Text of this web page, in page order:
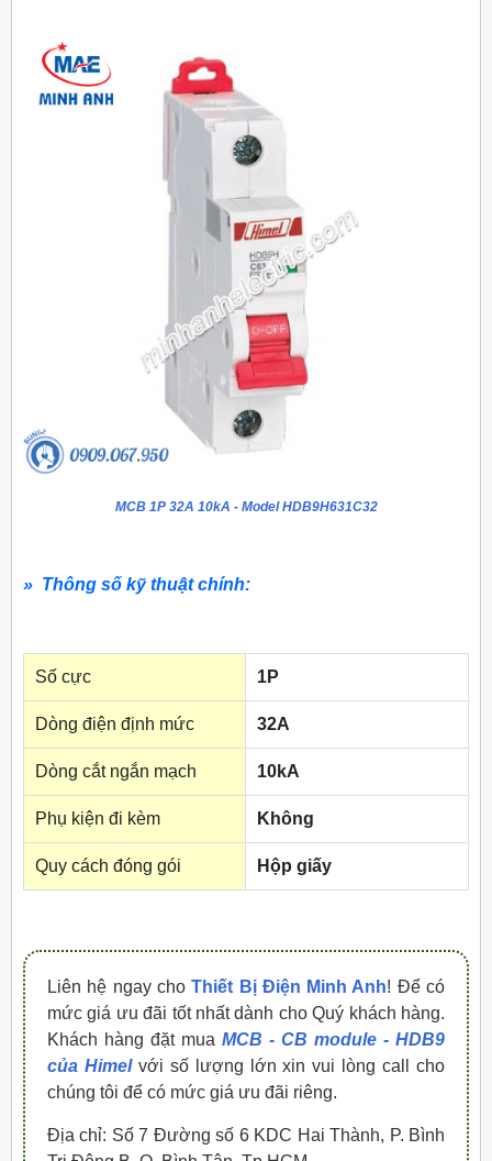
MCB 1P 32A 10kA - Model HDB9H631C32
» Thông số kỹ thuật chính:
Số cực 1P
Dòng điện định mức 32A
Dòng cắt ngắn mạch 10kA
Phụ kiện đi kèm Không
Quy cách đóng gói Hộp giấy
Liên hệ ngay choThiết Bị Điện Minh Anh! Để có
mức giá ưu đãi tốt nhất dành cho Quý khách hàng.
Khách hàng đặt mua MCB - CB module - HDB9
của Himel với số lượng lớn xin vui lòng call cho
chúng tôi để có mức giá ưu đãi riêng.
Địa chỉ: Số 7 Đường số 6 KDC Hai Thành, P. Bình